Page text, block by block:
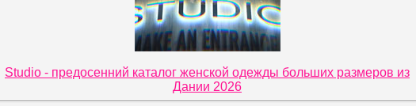
Studio - предосенний каталог женской одежды больших размеров из
Дании 2026